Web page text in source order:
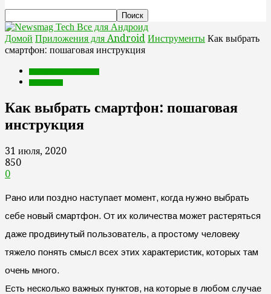
Все для Андроид
Домой Приложения для Android Инструменты Как выбрать
смартфон: пошаговая инструкция
Как выбрать смартфон: пошаговая
инструкция
31 июля, 2020
850
0
Рано или поздно наступает момент, когда нужно выбрать
себе новый смартфон. От их количества может растеряться
даже продвинутый пользователь, а простому человеку
тяжело понять смысл всех этих характеристик, которых там
очень много.
Есть несколько важных пунктов, на которые в любом случае